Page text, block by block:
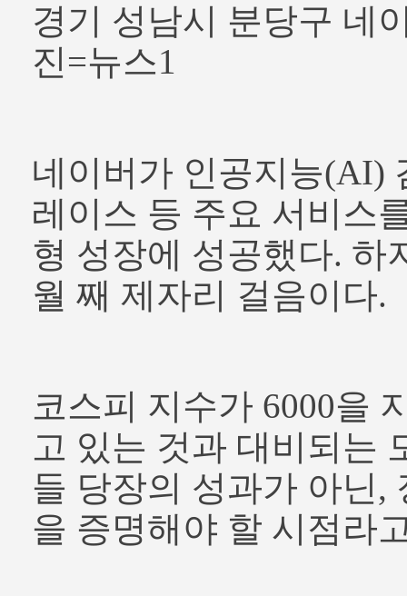
경기 성남시 분당구 네
진=뉴스1
네이버가 인공지능(AI)
레이스 등 주요 서비스
형 성장에 성공했다. 하
월 째 제자리 걸음이다.
코스피 지수가 6000을
고 있는 것과 대비되는
들 당장의 성과가 아닌,
을 증명해야 할 시점라